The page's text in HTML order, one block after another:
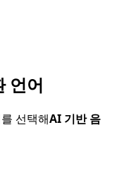
언어
선택해AI 기반 음